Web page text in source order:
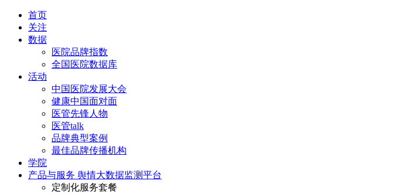
首页
关注
数据
医院品牌指数
全国医院数据库
活动
中国医院发展大会
健康中国面对面
医管先锋人物
医管talk
品牌典型案例
最佳品牌传播机构
学院
产品与服务 舆情大数据监测平台
定制化服务套餐